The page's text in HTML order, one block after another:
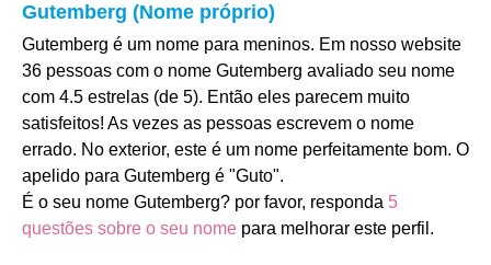
Gutemberg (Nome próprio)
Gutemberg é um nome para meninos. Em nosso website
36 pessoas com o nome Gutemberg avaliado seu nome
com 4.5 estrelas (de 5). Então eles parecem muito
satisfeitos! As vezes as pessoas escrevem o nome
errado. No exterior, este é um nome perfeitamente bom. O
apelido para Gutemberg é "Guto".
É o seu nome Gutemberg? por favor, responda 5
questões sobre o seu nome para melhorar este perfil.